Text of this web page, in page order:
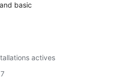
basic
actives